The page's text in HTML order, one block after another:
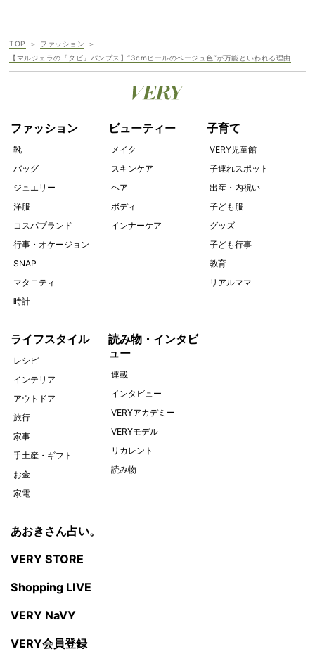
TOP
ファッション
【マルジェラの「タビ」パンプス】“3cmヒールのベージュ色”が万能といわれる理由
ファッション
靴
バッグ
ジュエリー
洋服
コスパブランド
行事・オケージョン
SNAP
マタニティ
時計
ビューティー
メイク
スキンケア
ヘア
ボディ
インナーケア
子育て
VERY児童館
子連れスポット
出産・内祝い
子ども服
グッズ
子ども行事
教育
リアルママ
ライフスタイル
レシピ
インテリア
アウトドア
旅行
家事
手土産・ギフト
お金
家電
読み物・インタビ
ュー
連載
インタビュー
VERYアカデミー
VERYモデル
リカレント
読み物
あおきさん占い。
VERY STORE
Shopping LIVE
VERY NaVY
VERY会員登録